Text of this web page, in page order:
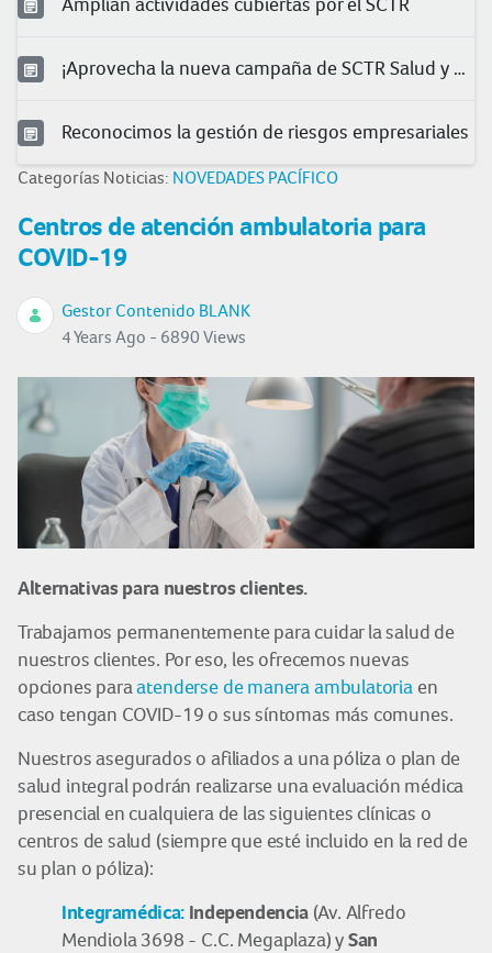
¡Aprovecha la nueva campaña de SCTR Salud y Pensión!
Reconocimos la gestión de riesgos empresariales
Categorías Noticias: NOVEDADES PACÍFICO
Centros de atención ambulatoria para
COVID-19
Gestor Contenido BLANK
4 Years Ago - 6890 Views
Alternativas para nuestros clientes.
Trabajamos permanentemente para cuidar la salud de
nuestros clientes. Por eso, les ofrecemos nuevas
opciones paraatenderse de manera ambulatoriaen
caso tengan COVID-19 o sus síntomas más comunes.
Nuestros asegurados o afiliados a una póliza o plan de
salud integral podrán realizarse una evaluación médica
presencial en cualquiera de las siguientes clínicas o
centros de salud (siempre que esté incluido en la red de
su plan o póliza):
Integramédica: Independencia (Av. Alfredo
Mendiola 3698 - C.C. Megaplaza) y San